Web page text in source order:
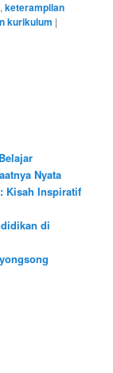
,keterampilan
kurikulum |
Nyata
Kisah Inspiratif
di